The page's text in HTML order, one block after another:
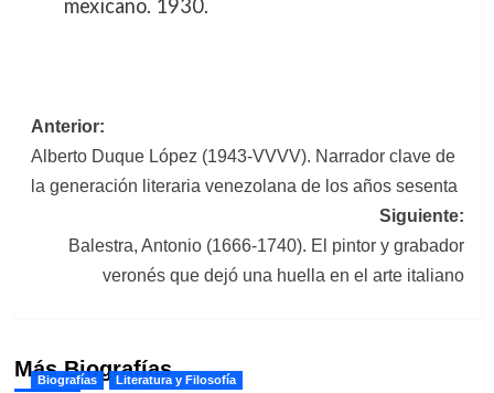
mexicano. 1930.
Navegación
de
entradas
Anterior:
Alberto Duque López (1943-VVVV). Narrador clave de
la generación literaria venezolana de los años sesenta
Siguiente:
Balestra, Antonio (1666-1740). El pintor y grabador
veronés que dejó una huella en el arte italiano
Más Biografías
Biografías Literatura y Filosofía